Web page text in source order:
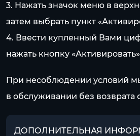
3. Нажать значок меню в
затем выбрать пункт
4. Ввести купленный Вами
нажать кнопку «Активировать»
При несоблюдении условий
в обслуживании без возврата
ДОПОЛНИТЕЛЬНАЯ